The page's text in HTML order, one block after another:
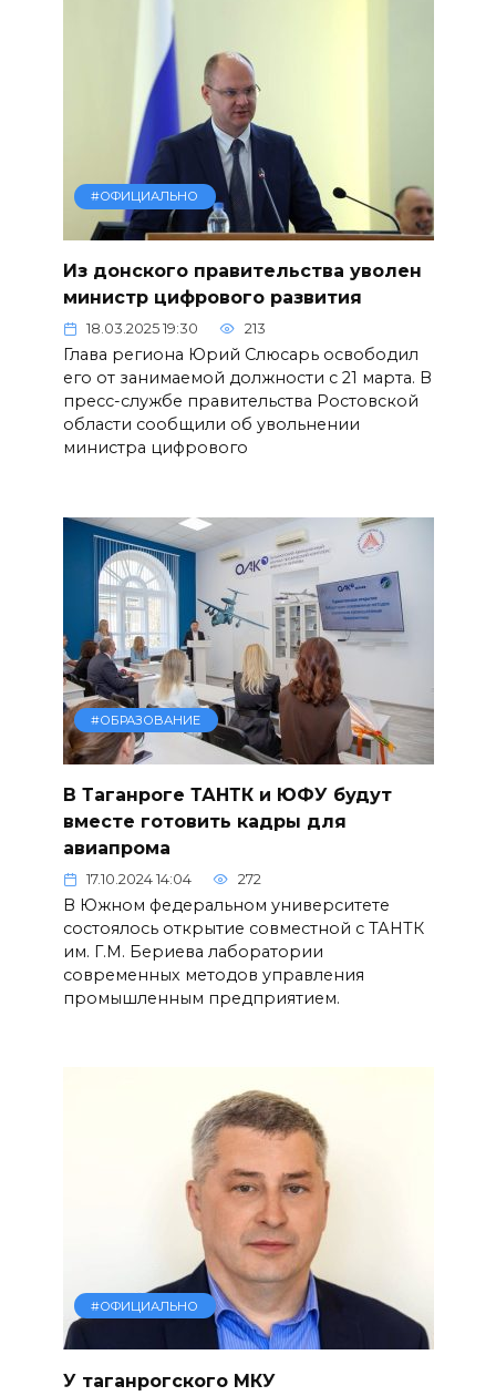
#ОФИЦИАЛЬНО
Из донского правительства уволен
министр цифрового развития
18.03.2025 19:30 213
Глава региона Юрий Слюсарь освободил
его от занимаемой должности с 21 марта. В
пресс-службе правительства Ростовской
области сообщили об увольнении
министра цифрового
#ОБРАЗОВАНИЕ
В Таганроге ТАНТК и ЮФУ будут
вместе готовить кадры для
авиапрома
17.10.2024 14:04 272
В Южном федеральном университете
состоялось открытие совместной с ТАНТК
им. Г.М. Бериева лаборатории
современных методов управления
промышленным предприятием.
#ОФИЦИАЛЬНО
У таганрогского МКУ